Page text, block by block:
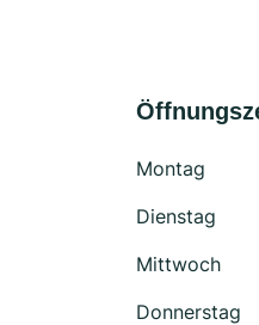
Montag
Dienstag
Mittwoch
Donnerstag